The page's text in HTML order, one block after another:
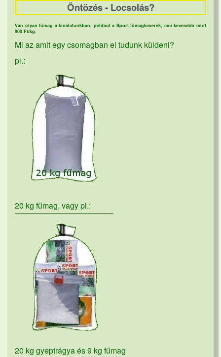
Öntözés - Locsolás?
Van olyan fűmag a kínálatunkban, például a Sport fűmagkeverék, ami kevesebb mint
900 Ft/kg.
Mi az amit egy csomagban el tudunk küldeni?
pl.:
20 kg fűmag, vagy pl.:
20 kg gyeptrágya és 9 kg fűmag